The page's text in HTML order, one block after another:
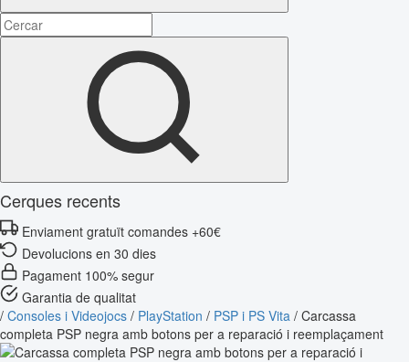
Cerques recents
Enviament gratuït comandes +60€
Devolucions en 30 dies
Pagament 100% segur
Garantia de qualitat
/ Consoles i Videojocs / PlayStation / PSP i PS Vita / Carcassa
completa PSP negra amb botons per a reparació i reemplaçament